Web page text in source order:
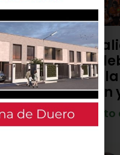
Viana
para
honor a
Asunción
4 de agosto